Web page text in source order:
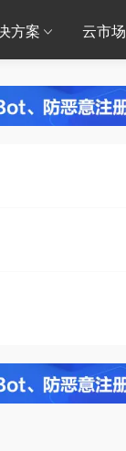
方案 云市场